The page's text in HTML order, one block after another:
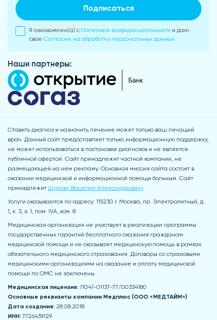
Подписаться
Я ознакомлен(а) с Политикой конфиденциальности и даю
свое Согласие на обработку персональных данных
Наши партнеры:
Ставить диагноз и назначить лечение может только ваш лечащий
врач. Данный сайт предоставляет только информационную поддержку,
не может использоваться в постановке диагнозов и не является
публичной офертой. Сайт принадлежит частной компании, не
размещающей на нём рекламу. Основная миссия сайта состоит в
оказании медицинской и информационной помощи больным. Сайт
принадлежит Шурову Василию Александровичу
Услуги оказываются по адресу: 115230 r. Москва, пр. Электролитный, д.
1, к. 3, э. 1, пом. IVA, ком. 8
Медицинская организация не участвует в реализации программы
государственных гарантий бесплатного оказания гражданам
медицинской помощи и не оказывает медицинскую помощь в рамках
обязательного медицинского страхования. Договоры со страховыми
медицинскими организациями на оказание и оплату медицинской
помощи по ОМС не заключены.
Медицинская лицензия: Л041-01137-77/00334180
Основные реквизиты компании Медплюс (ООО «МЕДТАЙМ»)
Дата создания: 28.08.2018
ИНН:7726439129